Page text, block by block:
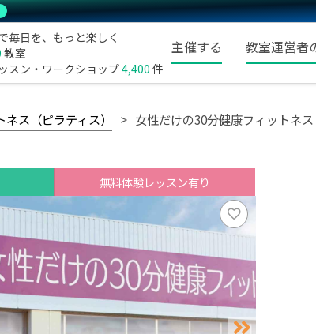
毎日を、もっと楽しく
教室
スン・ワークショップ4,400 件
主催する 教室運営者
ス（ピラティス） 女性だけの30分健康フィットネ
無料体験レッスン有り